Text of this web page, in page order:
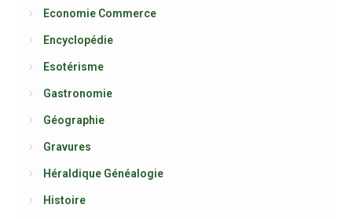
Economie Commerce
Encyclopédie
Esotérisme
Gastronomie
Géographie
Gravures
Héraldique Généalogie
Histoire